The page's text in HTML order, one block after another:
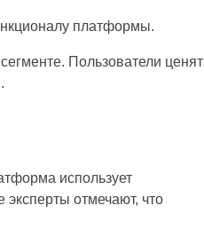
платформы.
Пользователи ценят
использует
отмечают, что